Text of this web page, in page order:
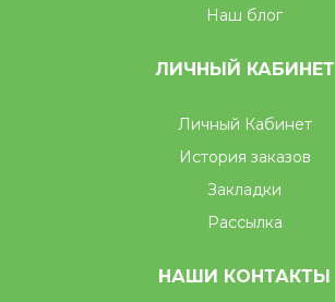
Наш блог
ЛИЧНЫЙ КАБИНЕТ
Личный Кабинет
История заказов
Закладки
Рассылка
НАШИ КОНТАКТЫ